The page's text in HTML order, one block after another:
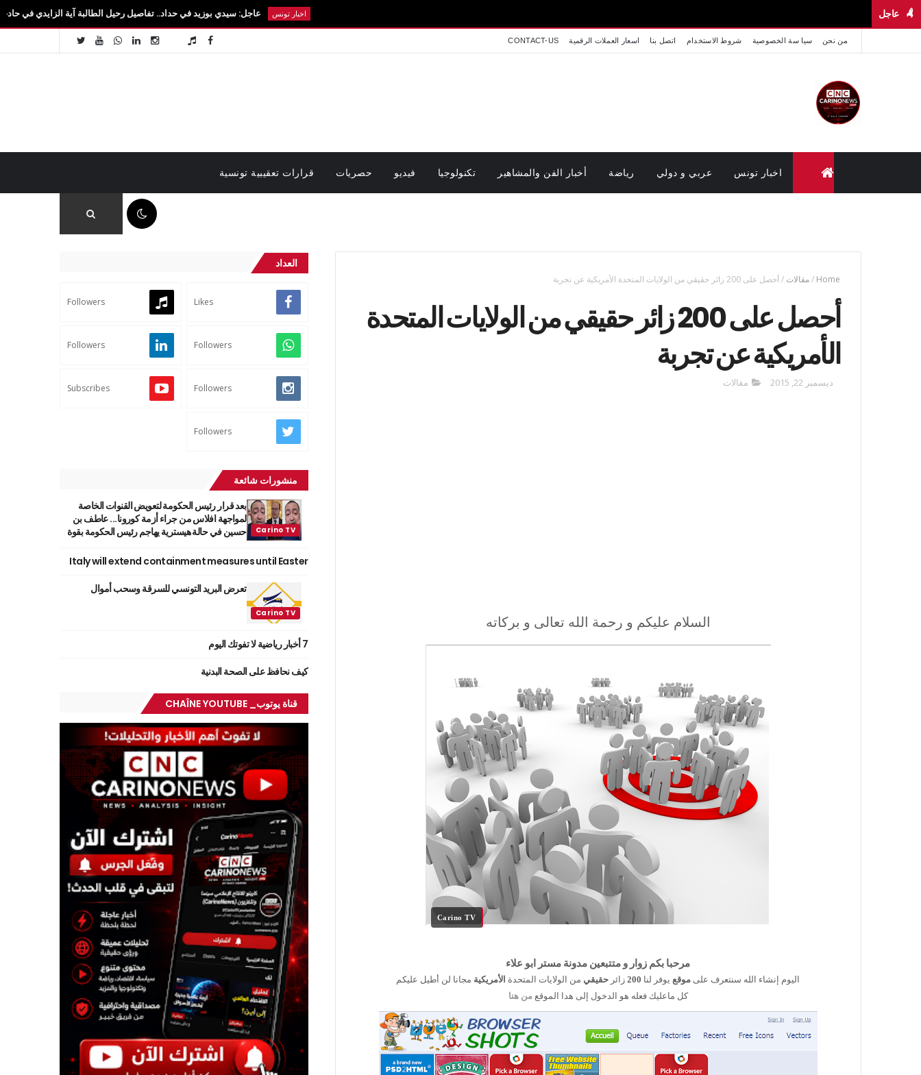
عاجل عاجل: سيدي بوزيد في حداد.. تفاصيل رحيل الطالبة آية الزايدي في حادث مروع
من نحن سيا سة الخصوصية شروط الاستخدام اتصل بنا اسعار العملات الرقمية CONTACT-US
اخبار تونس عربي و دولي رياضة أخبار الفن والمشاهير تكنولوجيا فيديو حصريات قرارات تعقيبية تونسية
Home
/مقالات / أحصل على 200 زائر حقيقي من الولايات المتحدة الأمريكية عن تجربة
أحصل على 200 زائر حقيقي من الولايات المتحدة
الأمريكية عن تجربة
ديسمبر 22, 2015 مقالات
السلام عليكم و رحمة الله تعالى و بركاته
Carino TV
مرحبا بكم زوار و متتبعين مدونة مستر ابو علاء
اليوم إنشاء الله سنتعرف على موقعيوفر لنا 200زائر حقيقي من الولايات المتحدة الأمريكية مجانا لن أطيل عليكم
كل ماعليك فعله هو الدخول إلى هدا الموقع من هنا
العداد
Likes
Followers
Followers
Followers
Followers
Subscribes
Followers
منشورات شائعة
بعد قرار رئيس الحكومة لتعويض القنوات الخاصة
لمواجهة افلاس من جراء أزمة كورونا... عاطف بن
حسين في حالة هيسترية يهاجم رئيس الحكومة بقوة
Italy will extend containment measures until Easter
تعرض البريد التونسي للسرقة وسحب أموال
7 أخبار رياضية لا تفوتك اليوم
كيف نحافظ على الصحة البدنية
قناة يوتوب_ CHAÎNE YOUTUBE